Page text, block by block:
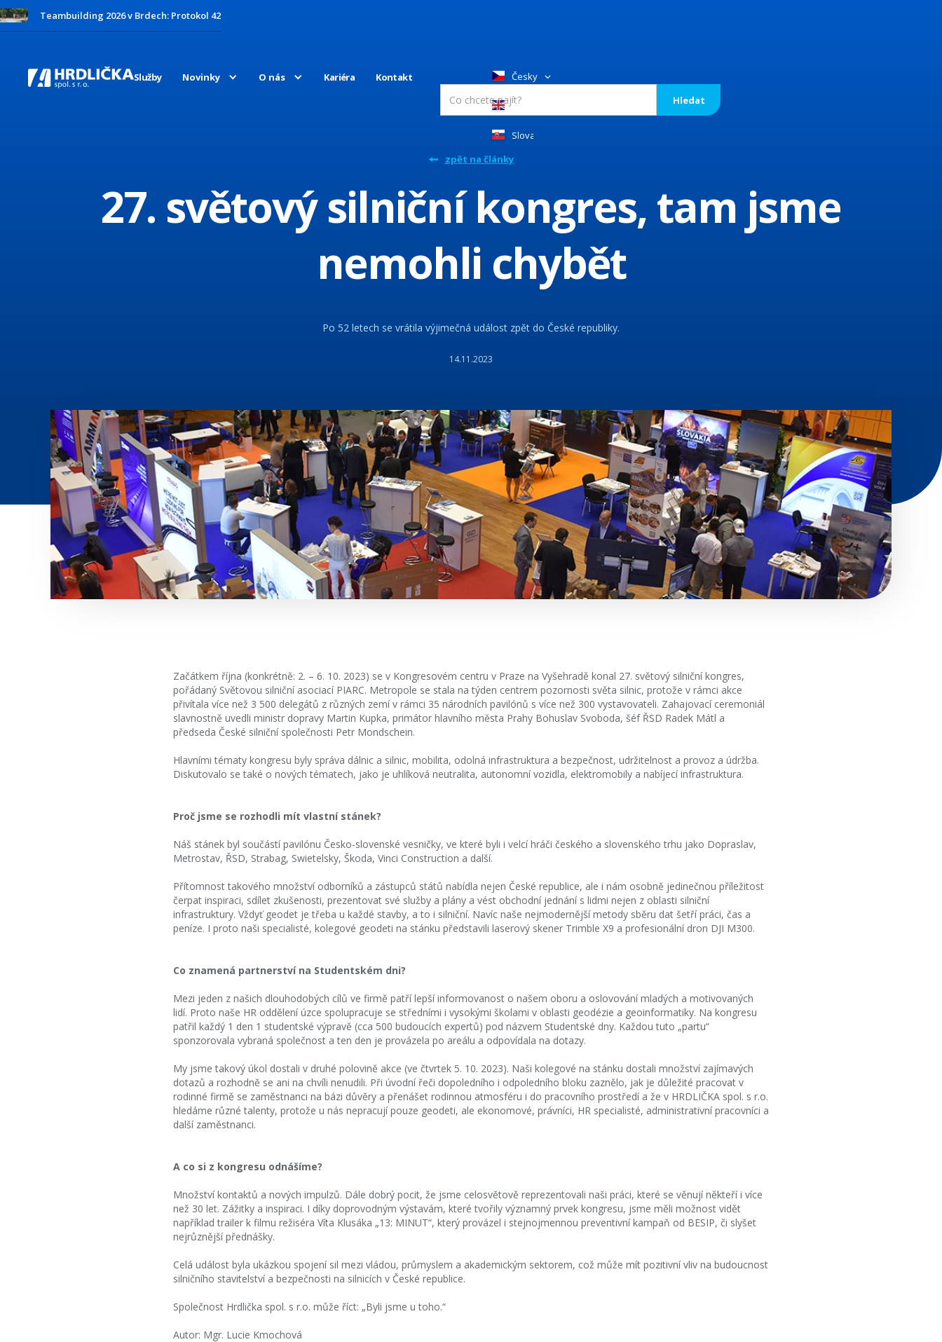
Teambuilding 2026 v Brdech: Protokol 42
Služby Novinky O nás Kariéra Kontakt Česky
English
Slovakia
zpět na články
27. světový silniční kongres, tam jsme
nemohli chybět
Po 52 letech se vrátila výjimečná událost zpět do České republiky.
14.11.2023
Začátkem října (konkrétně: 2. – 6. 10. 2023) se v Kongresovém centru v Praze na Vyšehradě konal 27. světový silniční kongres,
pořádaný Světovou silniční asociací PIARC. Metropole se stala na týden centrem pozornosti světa silnic, protože v rámci akce
přivítala více než 3 500 delegátů z různých zemí v rámci 35 národních pavilónů s více než 300 vystavovateli. Zahajovací ceremoniál
slavnostně uvedli ministr dopravy Martin Kupka, primátor hlavního města Prahy Bohuslav Svoboda, šéf ŘSD Radek Mátl a
předseda České silniční společnosti Petr Mondschein.
Hlavními tématy kongresu byly správa dálnic a silnic, mobilita, odolná infrastruktura a bezpečnost, udržitelnost a provoz a údržba.
Diskutovalo se také o nových tématech, jako je uhlíková neutralita, autonomní vozidla, elektromobily a nabíjecí infrastruktura.
Proč jsme se rozhodli mít vlastní stánek?
Náš stánek byl součástí pavilónu Česko-slovenské vesničky, ve které byli i velcí hráči českého a slovenského trhu jako Dopraslav,
Metrostav, ŘSD, Strabag, Swietelsky, Škoda, Vinci Construction a další.
Přítomnost takového množství odborníků a zástupců států nabídla nejen České republice, ale i nám osobně jedinečnou příležitost
čerpat inspiraci, sdílet zkušenosti, prezentovat své služby a plány a vést obchodní jednání s lidmi nejen z oblasti silniční
infrastruktury. Vždyť geodet je třeba u každé stavby, a to i silniční. Navíc naše nejmodernější metody sběru dat šetří práci, čas a
peníze. I proto naši specialisté, kolegové geodeti na stánku představili laserový skener Trimble X9 a profesionální dron DJI M300.
Co znamená partnerství na Studentském dni?
Mezi jeden z našich dlouhodobých cílů ve firmě patří lepší informovanost o našem oboru a oslovování mladých a motivovaných
lidí. Proto naše HR oddělení úzce spolupracuje se středními i vysokými školami v oblasti geodézie a geoinformatiky. Na kongresu
patřil každý 1 den 1 studentské výpravě (cca 500 budoucích expertů) pod názvem Studentské dny. Každou tuto „partu“
sponzorovala vybraná společnost a ten den je provázela po areálu a odpovídala na dotazy.
My jsme takový úkol dostali v druhé polovině akce (ve čtvrtek 5. 10. 2023). Naši kolegové na stánku dostali množství zajímavých
dotazů a rozhodně se ani na chvíli nenudili. Při úvodní řeči dopoledního i odpoledního bloku zaznělo, jak je důležité pracovat v
rodinné firmě se zaměstnanci na bázi důvěry a přenášet rodinnou atmosféru i do pracovního prostředí a že v HRDLIČKA spol. s r.o.
hledáme různé talenty, protože u nás nepracují pouze geodeti, ale ekonomové, právníci, HR specialisté, administrativní pracovníci a
další zaměstnanci.
A co si z kongresu odnášíme?
Množství kontaktů a nových impulzů. Dále dobrý pocit, že jsme celosvětově reprezentovali naši práci, které se věnují někteří i více
než 30 let. Zážitky a inspiraci. I díky doprovodným výstavám, které tvořily významný prvek kongresu, jsme měli možnost vidět
například trailer k filmu režiséra Víta Klusáka „13: MINUT“, který provázel i stejnojmennou preventivní kampaň od BESIP, či slyšet
nejrůznější přednášky.
Celá událost byla ukázkou spojení sil mezi vládou, průmyslem a akademickým sektorem, což může mít pozitivní vliv na budoucnost
silničního stavitelství a bezpečnosti na silnicích v České republice.
Společnost Hrdlička spol. s r.o. může říct: „Byli jsme u toho.“
Autor: Mgr. Lucie Kmochová